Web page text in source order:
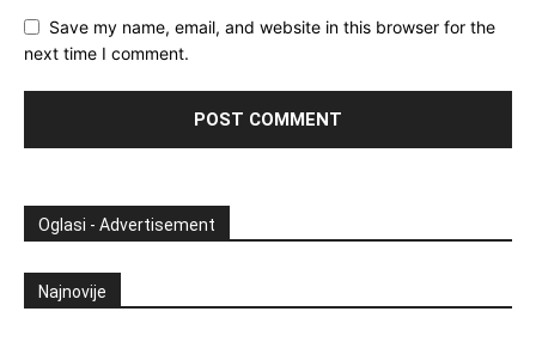
Save my name, email, and website in this browser for the
next time I comment.
Oglasi - Advertisement
Najnovije